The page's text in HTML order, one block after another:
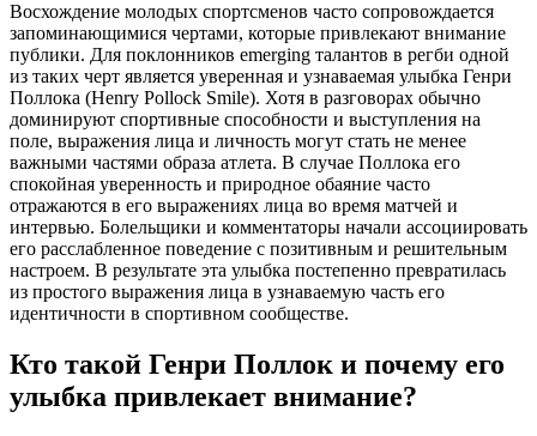
Восхождение молодых спортсменов часто сопровождается
запоминающимися чертами, которые привлекают внимание
публики. Для поклонников emerging талантов в регби одной
из таких черт является уверенная и узнаваемая улыбка Генри
Поллока (Henry Pollock Smile). Хотя в разговорах обычно
доминируют спортивные способности и выступления на
поле, выражения лица и личность могут стать не менее
важными частями образа атлета. В случае Поллока его
спокойная уверенность и природное обаяние часто
отражаются в его выражениях лица во время матчей и
интервью. Болельщики и комментаторы начали ассоциировать
его расслабленное поведение с позитивным и решительным
настроем. В результате эта улыбка постепенно превратилась
из простого выражения лица в узнаваемую часть его
идентичности в спортивном сообществе.
Кто такой Генри Поллок и почему его
улыбка привлекает внимание?